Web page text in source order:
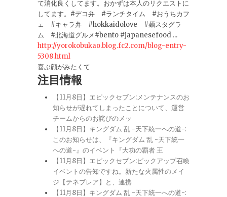
て消化良くしてます。おかずは本人のリクエストに
してます。#デコ弁 #ランチタイム #おうちカフ
ェ #キャラ弁 #hokkaidolove #麺スタグラ
ム #北海道グルメ#bento #japanesefood ...
http://yorokobukao.blog.fc2.com/blog-entry-
5308.html
喜ぶ顔がみたくて
注目情報
【11月8日】エピックセブン:メンテナンスのお
知らせが遅れてしまったことについて、運営
チームからのお詫びのメッ
【11月8日】キングダム 乱 -天下統一への道-:
このお知らせは、『キングダム 乱 -天下統一
への道-』のイベント『大功の覇者 王
【11月8日】エピックセブン:ピックアップ召喚
イベントの告知ですね。新たな火属性のメイ
ジ【テネブレア】と、連携
【11月8日】キングダム 乱 -天下統一への道-: